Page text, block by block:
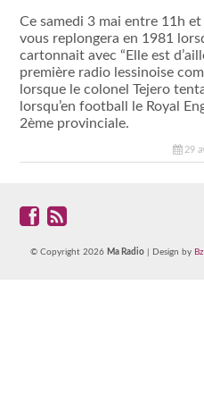
Ce samedi 3 mai entre 11h
vous replongera en 1981
cartonnait avec “Elle est
première radio lessinoise
lorsque le colonel Tejero
lorsqu’en football le Royal
2ème provinciale.
29
© Copyright 2026 Ma Radio | Design by